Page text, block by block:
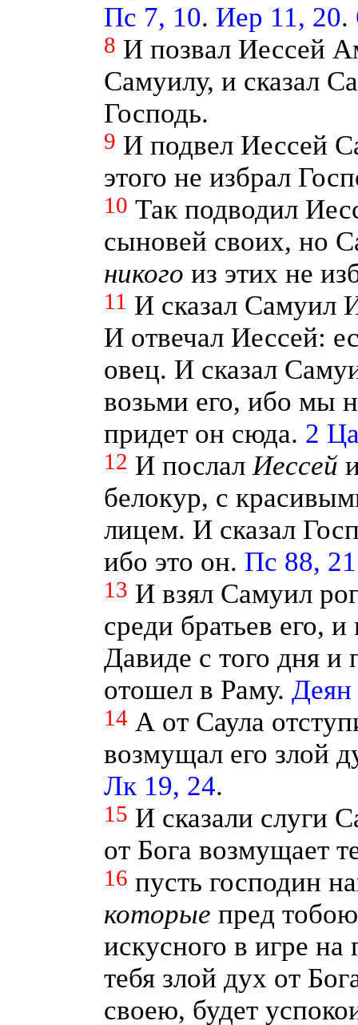
Пс 7, 10. Иер 11, 20.
8 И позвал Иессей
Самуилу, и сказал
Господь.
9 И подвел Иессей
этого не избрал
10 Так подводил
сыновей своих, но
никого из этих не
11 И сказал Самуил
И отвечал Иессей:
овец. И сказал
возьми его, ибо мы
придет он сюда. 2
12 И послалИессей
белокур, с
лицем. И сказал
ибо это он. Пс 88, 21
13 И взял Самуил
среди братьев его,
Давиде с того дня и
отошел в Раму. Деян
14 А от Саула
возмущал его злой
Лк 19, 24.
15 И сказали слуги
от Бога возмущает
16 пусть господин
которые пред
искусного в игре на
тебя злой дух от
своею, будет